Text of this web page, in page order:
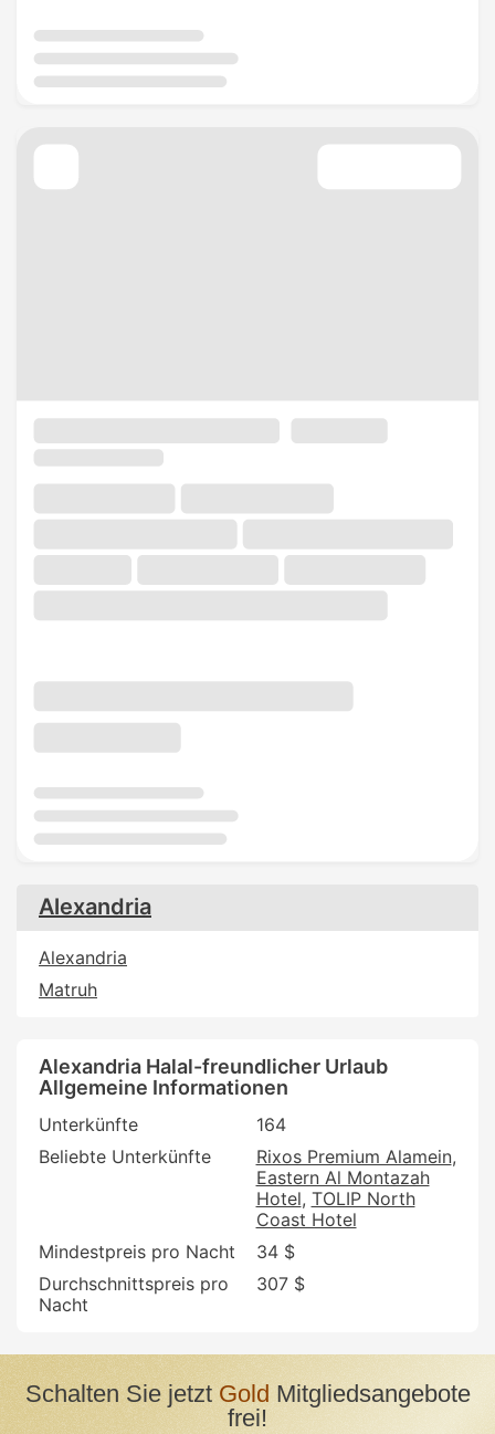
Alexandria
Alexandria
Matruh
Alexandria Halal-freundlicher Urlaub
Allgemeine Informationen
Unterkünfte
164
Beliebte Unterkünfte
Rixos Premium Alamein
Eastern Al Montazah
Hotel TOLIP North
Coast Hotel
Mindestpreis pro Nacht
34 $
Durchschnittspreis pro
Nacht
307 $
Schalten Sie jetztGold Mitgliedsangebote
frei!